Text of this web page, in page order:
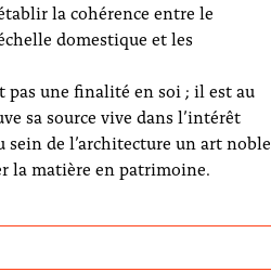
la cohérence entre le
domestique et les
pas une finalité en soi ; il est au
sa source vive dans l’intérêt
sein de l’architecture un art noble
la matière en patrimoine.